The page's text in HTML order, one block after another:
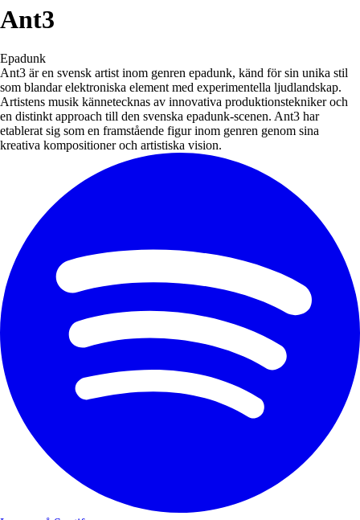
Ant3
Epadunk
Ant3 är en svensk artist inom genren epadunk, känd för sin unika stil
som blandar elektroniska element med experimentella ljudlandskap.
Artistens musik kännetecknas av innovativa produktionstekniker och
en distinkt approach till den svenska epadunk-scenen. Ant3 har
etablerat sig som en framstående figur inom genren genom sina
kreativa kompositioner och artistiska vision.